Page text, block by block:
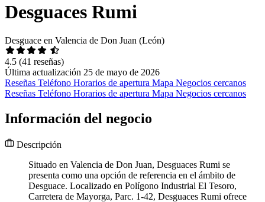
Desguaces Rumi
Desguace en Valencia de Don Juan (León)
4.5 (41 reseñas)
Última actualización 25 de mayo de 2026
Reseñas Teléfono Horarios de apertura Mapa Negocios cercanos
Reseñas Teléfono Horarios de apertura Mapa Negocios cercanos
Información del negocio
Descripción
Situado en Valencia de Don Juan, Desguaces Rumi se
presenta como una opción de referencia en el ámbito de
Desguace. Localizado en Polígono Industrial El Tesoro,
Carretera de Mayorga, Parc. 1-42, Desguaces Rumi ofrece